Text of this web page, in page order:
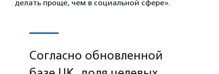
делать проще, чем в социальной сфере».
Согласно обновленной